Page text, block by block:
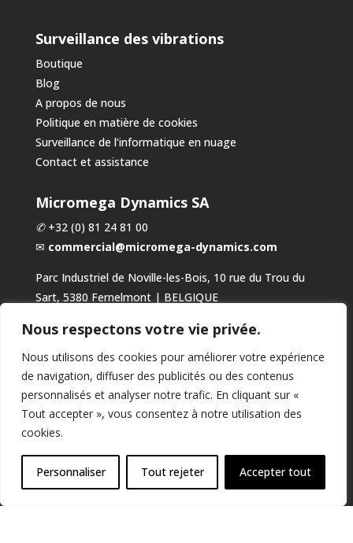
Nous respectons votre vie privée.
Nous utilisons des cookies pour améliorer votre expérience
de navigation, diffuser des publicités ou des contenus
personnalisés et analyser notre trafic. En cliquant sur «
Tout accepter », vous consentez à notre utilisation des
cookies.
Personnaliser Tout rejeter Accepter tout
Surveillance des vibrations
Boutique
Blog
A propos de nous
Politique en matière de cookies
Surveillance de l’informatique en nuage
Contact et assistance
Micromega Dynamics SA
✆ +32 (0) 81 24 81 00
✉ commercial@micromega-dynamics.com
Parc Industriel de Noville-les-Bois, 10 rue du Trou du
Sart, 5380 Fernelmont | BELGIQUE
Modes de paiement